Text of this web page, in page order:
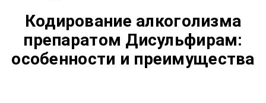
Кодирование алкоголизма
препаратом Дисульфирам:
особенности и преимущества